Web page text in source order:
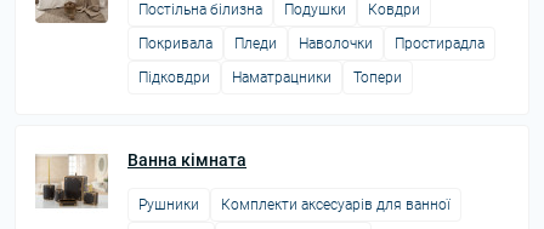
Постільна білизна Подушки
Ковдри
Покривала
Пледи Наволочки
Простирадла
Підковдри
Наматрацники Топери
Ванна кімната
Рушники
Комплекти аксесуарів для ванної